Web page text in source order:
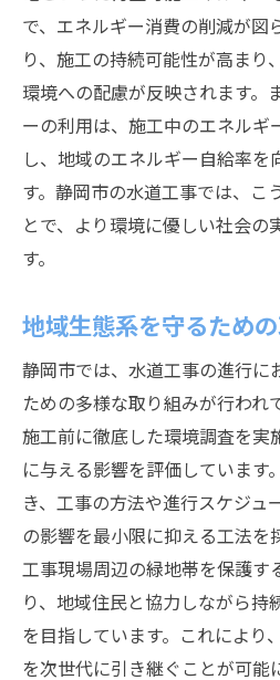
で、エネルギー消費の削減が図
り、施工の持続可能性が高まり
環境への配慮が反映されます。
ーの利用は、施工中のエネルギ
し、地域のエネルギー自給率を
す。静岡市の水道工事では、こ
とで、より環境に優しい社会の
す。
地域生態系を守るため
静岡市では、水道工事の進行に
ための多様な取り組みが行われ
施工前に徹底した環境調査を実
に与える影響を評価しています
き、工事の方法や進行スケジュ
の影響を最小限に抑える工法を
工事現場周辺の緑地帯を保護す
り、地域住民と協力しながら持
を目指しています。これにより
を次世代に引き継ぐことが可能